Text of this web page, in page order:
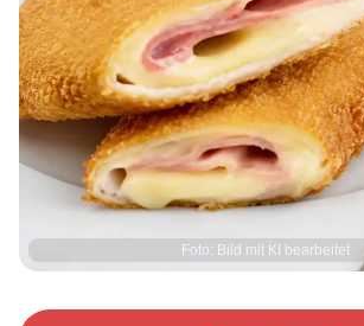
Foto: Bild mit KI bearbeitet